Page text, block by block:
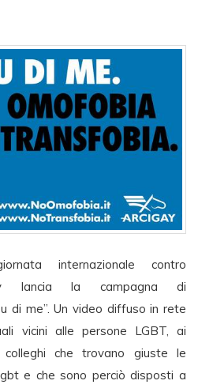
internazionale contro
lancia la campagna di
di me”. Un video diffuso in rete
vicini alle persone LGBT, ai
che trovano giuste le
e che sono perciò disposti a